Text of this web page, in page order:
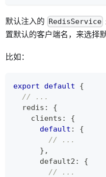
默认注入的 RedisService
置默认的客户端名，来选择
比如：
export default
{
// ...
  redis
:
{
    clients
:
{
default :
{
// ...
} ,
      default2
:
{
// ...